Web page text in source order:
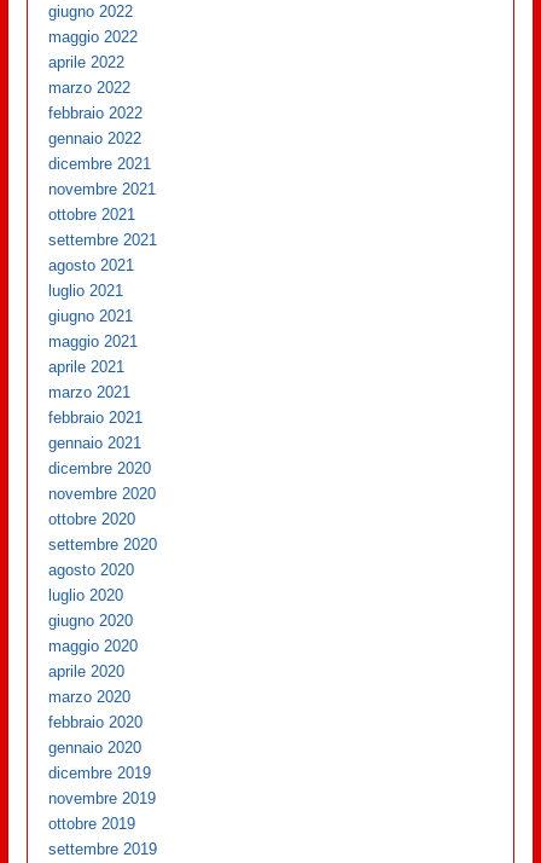
giugno 2022
maggio 2022
aprile 2022
marzo 2022
febbraio 2022
gennaio 2022
dicembre 2021
novembre 2021
ottobre 2021
settembre 2021
agosto 2021
luglio 2021
giugno 2021
maggio 2021
aprile 2021
marzo 2021
febbraio 2021
gennaio 2021
dicembre 2020
novembre 2020
ottobre 2020
settembre 2020
agosto 2020
luglio 2020
giugno 2020
maggio 2020
aprile 2020
marzo 2020
febbraio 2020
gennaio 2020
dicembre 2019
novembre 2019
ottobre 2019
settembre 2019